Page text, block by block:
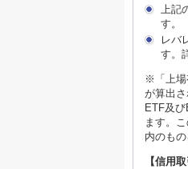
上
す。
レバ
す。
※「上場
が算出
ETF及
ます。
内のも
【信用